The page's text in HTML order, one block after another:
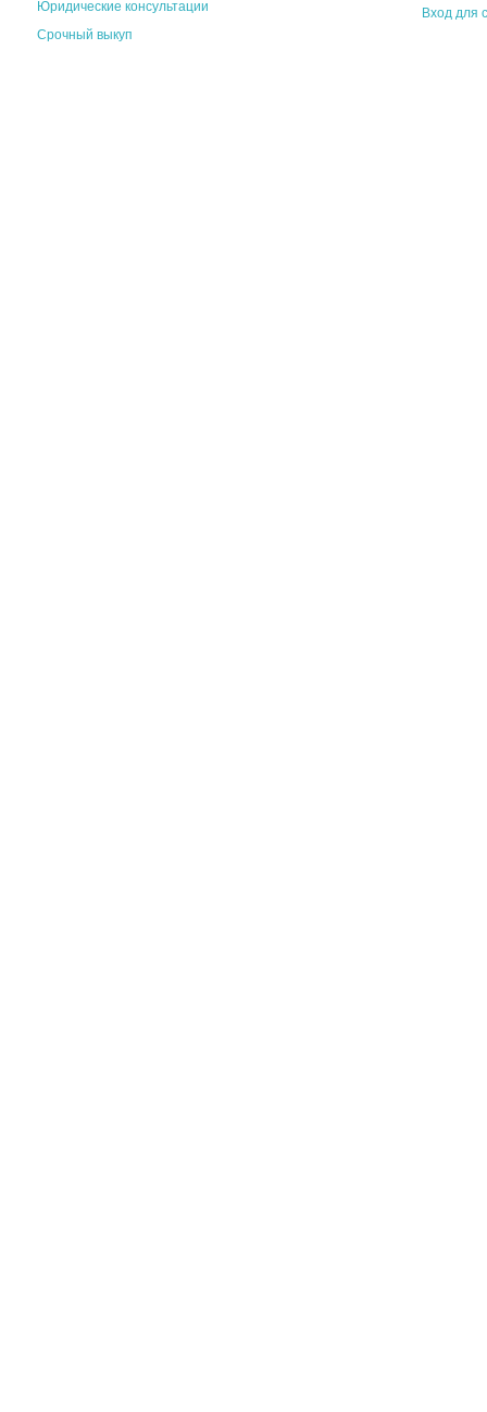
Юридические консультации
Срочный выкуп
Вход для